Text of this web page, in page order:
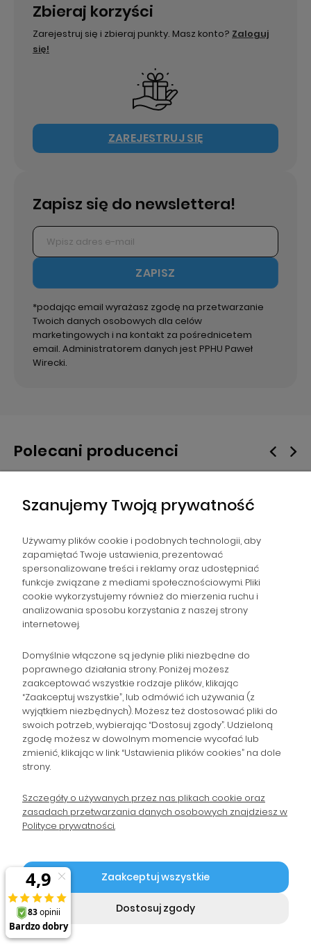
Zbieraj korzyści
Zarejestruj się i zbieraj punkty. Masz konto? Zaloguj
się!
ZAREJESTRUJ SIĘ
Zapisz się do newslettera!
ZAPISZ
*podając email wyrażasz zgodę na przetwarzanie
Twoich danych osobowych dla celów
marketingowych i na kontakt za pośrednicetem
email. Administratorem danych jest PPHU Paweł
Wirecki.
Polecani producenci
NAWIGACJA
POMOC
ZAMÓWIENIA
POPULARNE KATEGORIE
Gromadzka 46
sklep@wpc24.pl
2026 © by WPC24 Tusze Tonery |
P.P.H.U. WIREX | NIP: 9590078811
| REGON: 290932240
Sklep internetowy Shoper.pl
Zapisz się na Newsletter i
Szanujemy Twoją prywatność
Używamy plików cookie i podobnych technologii, aby
zapamiętać Twoje ustawienia, prezentować
spersonalizowane treści i reklamy oraz udostępniać
funkcje związane z mediami społecznościowymi. Pliki
cookie wykorzystujemy również do mierzenia ruchu i
analizowania sposobu korzystania z naszej strony
internetowej.
Domyślnie włączone są jedynie pliki niezbędne do
poprawnego działania strony. Poniżej możesz
zaakceptować wszystkie rodzaje plików, klikając
“Zaakceptuj wszystkie”, lub odmówić ich używania (z
wyjątkiem niezbędnych). Możesz też dostosować pliki do
swoich potrzeb, wybierając “Dostosuj zgody”. Udzieloną
zgodę możesz w dowolnym momencie wycofać lub
zmienić, klikając w link “Ustawienia plików cookies” na dole
strony.
Szczegóły o używanych przez nas plikach cookie oraz
zasadach przetwarzania danych osobowych znajdziesz w
Polityce prywatności.
Dostosuj zgody
Zaakceptuj wszystkie